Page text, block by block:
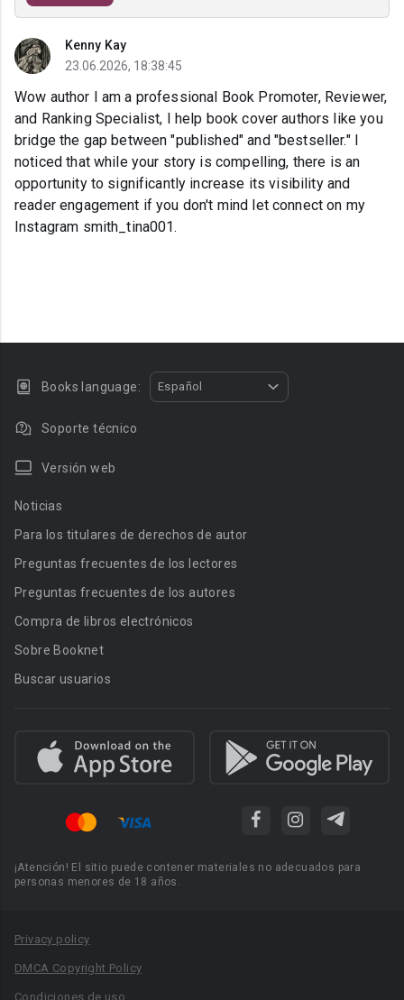
Kenny Kay
23.06.2026, 18:38:45
Wow author I am a professional Book Promoter, Reviewer,
and Ranking Specialist, I help book cover authors like you
bridge the gap between "published" and "bestseller." I
noticed that while your story is compelling, there is an
opportunity to significantly increase its visibility and
reader engagement if you don't mind let connect on my
Instagram smith_tina001.
Books language: Español
Soporte técnico
Versión web
Noticias
Para los titulares de derechos de autor
Preguntas frecuentes de los lectores
Preguntas frecuentes de los autores
Compra de libros electrónicos
Sobre Booknet
Buscar usuarios
¡Atención! El sitio puede contener materiales no adecuados para
personas menores de 18 años.
Privacy policy
DMCA Copyright Policy
Condiciones de uso